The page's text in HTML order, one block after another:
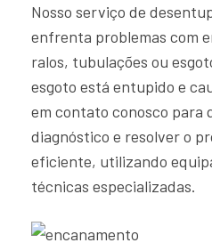
Nosso serviço de
enfrenta problemas com
ralos, tubulações ou
esgoto está entupido e
em contato conosco para
diagnóstico e resolver o
eficiente, utilizando
técnicas especializadas.